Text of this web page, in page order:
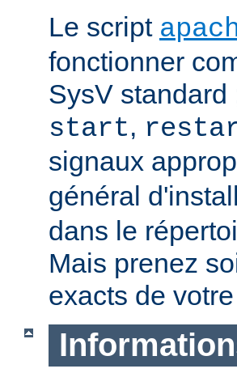
Le script
fonctionner
SysV
start,
signaux
général
dans le
Mais prenez
exacts de